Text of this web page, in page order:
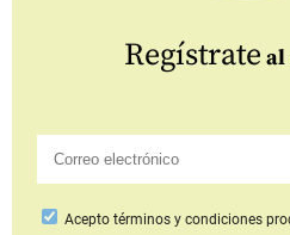
Regístrate al
Aceptotérminos y condiciones